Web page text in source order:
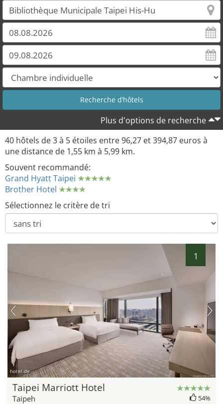
Plus d'options de recherche
40 hôtels de 3 à 5 étoiles entre 96,27 et 394,87 euros à
une distance de 1,55 km à 5,99 km.
Souvent recommandé:
Grand Hyatt Taipei
Brother Hotel
Sélectionnez le critère de tri
1
hotel.de
Taipei Marriott Hotel
Taipeh 54%